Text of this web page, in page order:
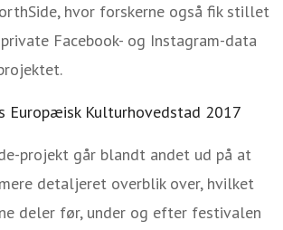
hvor forskerne også fik stillet
Facebook- og Instagram-data
Europæisk Kulturhovedstad 2017
projekt går blandt andet ud på at
detaljeret overblik over, hvilket
deler før, under og efter festivalen